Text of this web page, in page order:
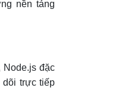
nền tảng
Node.js đặc
dõi trực tiếp